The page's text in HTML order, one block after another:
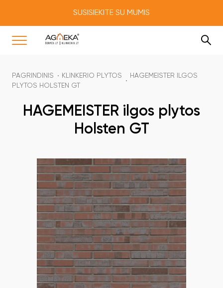
SUSISIEKITE SU MUMIS
PAGRINDINIS KLINKERIO PLYTOS
HAGEMEISTER ILGOS
PLYTOS HOLSTEN GT
HAGEMEISTER ilgos plytos
Holsten GT